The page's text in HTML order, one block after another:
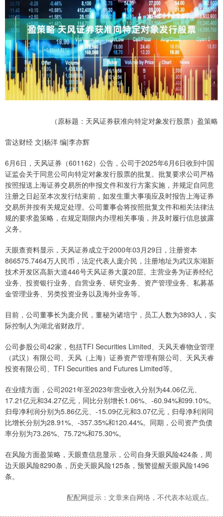
（原标题：天风证券获准向特定对象发行股票）盈策略
雷达财经 文|杨洋 编|李亦辉
6月6日，天风证券（601162）公告，公司于2025年6月6日收到中国
证监会关于同意公司向特定对象发行股票的批复。批复要求公司严格
按照报送上海证券交易所的申报文件和发行方案实施，并规定自同意
注册之日起至本次发行结束前，如发生重大事项应及时报告上海证券
交易所并按有关规定处理。公司董事会将按照批复文件和相关法律法
规的要求盈策略，在规定期限内办理相关事项，并及时履行信息披露
义务。
天眼查资料显示，天风证券成立于2000年03月29日，注册资本
866575.7464万人民币，法定代表人庞介民，注册地址为武汉东湖新
技术开发区高新大道446号天风证券大厦20层。主营业务为证券经纪
业务、投资银行业务、自营业务、研究业务、资产管理业务、私募基
金管理业务、另类投资业务以及海外业务等。
目前，公司董事长为庞介民，董秘为诸培宁，员工人数为3893人，实
际控制人为湖北省财政厅。
公司参股公司42家，包括TFI Securities Limited、天风天睿物业管理
（武汉）有限公司、天风（上海）证券资产管理有限公司、天风天睿
投资有限公司、TFI Securities and Futures Limited等。
在业绩方面，公司2021年至2023年营业收入分别为44.06亿元、
17.21亿元和34.27亿元，同比分别增长1.06%、-60.94%和99.10%。
归母净利润分别为5.86亿元、-15.09亿元和3.07亿元，归母净利润同
比增长分别为28.91%、-357.35%和120.44%。同期，公司资产负债
率分别为73.26%、75.72%和75.30%。
在风险方面盈策略，天眼查信息显示，公司自身天眼风险424条，周
边天眼风险8290条，历史天眼风险125条，预警提醒天眼风险1496
条。
配配网提示：文章来自网络，不代表本站观点。